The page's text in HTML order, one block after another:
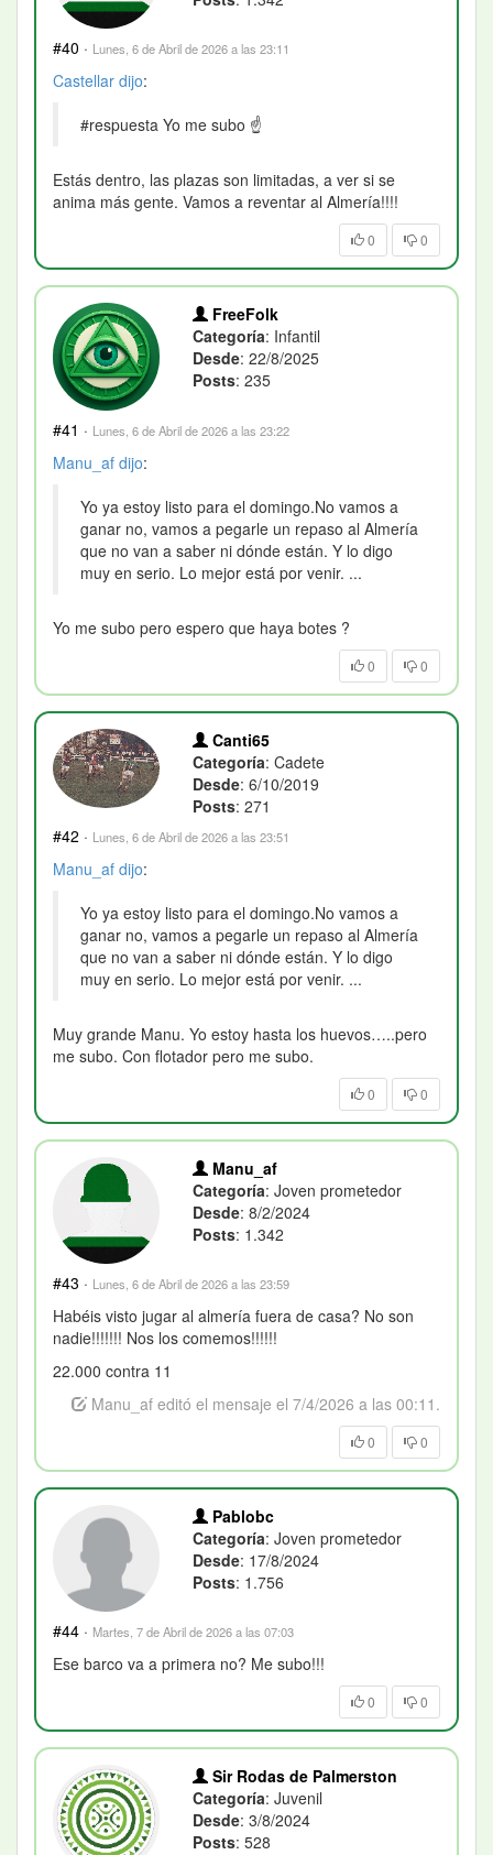
#40 · Lunes, 6 de Abril de 2026 a las 23:11
Castellar dijo:
#respuesta Yo me subo ☝️
Estás dentro, las plazas son limitadas, a ver si se
anima más gente. Vamos a reventar al Almería!!!!
0 0
FreeFolk
Categoría: Infantil
Desde: 22/8/2025
Posts: 235
#41 · Lunes, 6 de Abril de 2026 a las 23:22
Manu_af dijo:
Yo ya estoy listo para el domingo.No vamos a
ganar no, vamos a pegarle un repaso al Almería
que no van a saber ni dónde están. Y lo digo
muy en serio. Lo mejor está por venir. ...
Yo me subo pero espero que haya botes ?
0 0
Canti65
Categoría: Cadete
Desde: 6/10/2019
Posts: 271
#42 · Lunes, 6 de Abril de 2026 a las 23:51
Manu_af dijo:
Yo ya estoy listo para el domingo.No vamos a
ganar no, vamos a pegarle un repaso al Almería
que no van a saber ni dónde están. Y lo digo
muy en serio. Lo mejor está por venir. ...
Muy grande Manu. Yo estoy hasta los huevos…..pero
me subo. Con flotador pero me subo.
0 0
Manu_af
Categoría: Joven prometedor
Desde: 8/2/2024
Posts: 1.342
#43 · Lunes, 6 de Abril de 2026 a las 23:59
Habéis visto jugar al almería fuera de casa? No son
nadie!!!!!!! Nos los comemos!!!!!!
22.000 contra 11
Manu_af editó el mensaje el 7/4/2026 a las 00:11.
0 0
Pablobc
Categoría: Joven prometedor
Desde: 17/8/2024
Posts: 1.756
#44 · Martes, 7 de Abril de 2026 a las 07:03
Ese barco va a primera no? Me subo!!!
0 0
Sir Rodas de Palmerston
Categoría: Juvenil
Desde: 3/8/2024
Posts: 528